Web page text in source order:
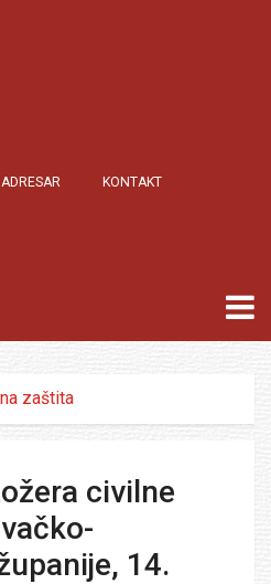
ADRESAR KONTAKT
zaštita
civilne
14.